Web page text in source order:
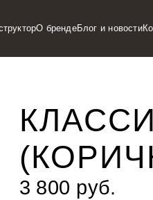
О брендеБлог и новости
3 800 руб.